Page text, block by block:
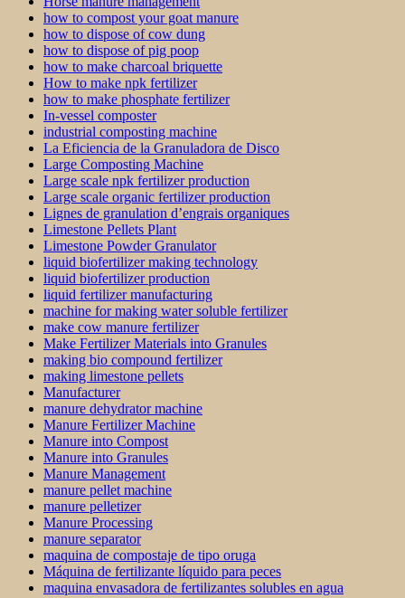
how to compost your goat manure
how to dispose of cow dung
how to dispose of pig poop
how to make charcoal briquette
How to make npk fertilizer
how to make phosphate fertilizer
In-vessel composter
industrial composting machine
La Eficiencia de la Granuladora de Disco
Large Composting Machine
Large scale npk fertilizer production
Large scale organic fertilizer production
Lignes de granulation d’engrais organiques
Limestone Pellets Plant
Limestone Powder Granulator
liquid biofertilizer making technology
liquid biofertilizer production
liquid fertilizer manufacturing
machine for making water soluble fertilizer
make cow manure fertilizer
Make Fertilizer Materials into Granules
making bio compound fertilizer
making limestone pellets
Manufacturer
manure dehydrator machine
Manure Fertilizer Machine
Manure into Compost
Manure into Granules
Manure Management
manure pellet machine
manure pelletizer
Manure Processing
manure separator
maquina de compostaje de tipo oruga
Máquina de fertilizante líquido para peces
maquina envasadora de fertilizantes solubles en agua